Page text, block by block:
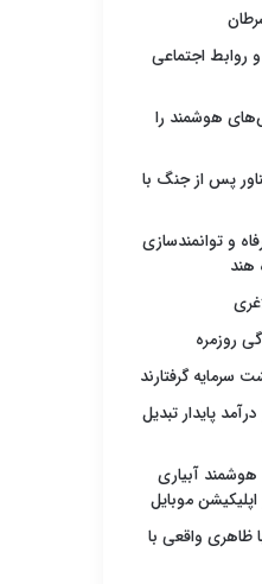
روابط اجتماعی
هوشمند را
پس از جنگ با
و توانمندسازی
هند
روزمره
سرمایه گرفتارند
پایدار تبدیل
هوشمند آبیاری
موبایل
ظاهری واقعی با